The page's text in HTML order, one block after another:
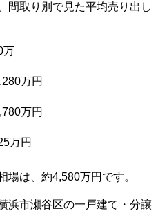
間取り別で見た平均売り出し
万
万円
万円
万円
場は、約4,580万円です。
浜市瀬谷区の一戸建て・分譲